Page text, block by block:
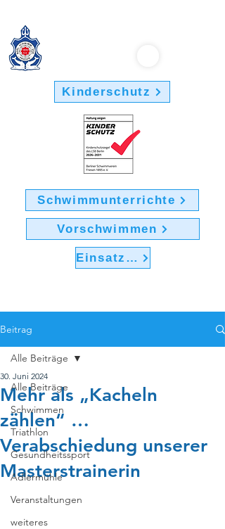
Kinderschutz
Schwimmunterrichte
Vorschwimmen
Einsatz im Verein
Beitrag
Alle Beiträge
Schwimmen
Triathlon
Gesundheitssport
Adlermühle
Veranstaltungen
weiteres
Alle Beiträge
Mehr als „Kacheln
zählen“ …
Verabschiedung unserer
Masterstrainerin
30. Juni 2024